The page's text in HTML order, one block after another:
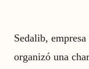
Sedalib,
organizó una